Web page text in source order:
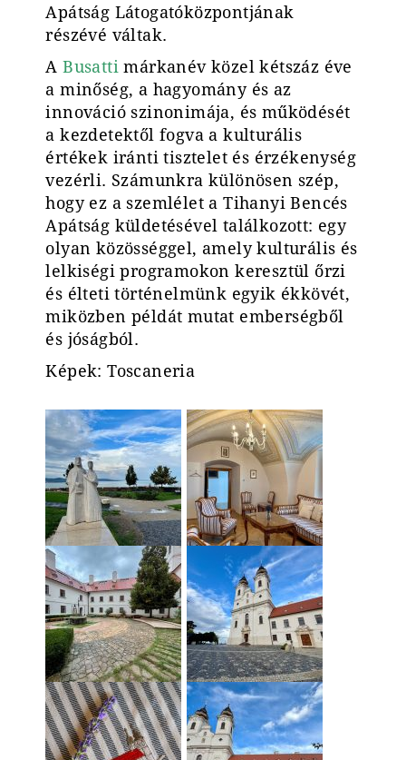
Apátság Látogatóközpontjának
részévé váltak.
ABusatti márkanév közel kétszáz éve
a minőség, a hagyomány és az
innováció szinonimája, és működését
a kezdetektől fogva a kulturális
értékek iránti tisztelet és érzékenység
vezérli. Számunkra különösen szép,
hogy ez a szemlélet a Tihanyi Bencés
Apátság küldetésével találkozott: egy
olyan közösséggel, amely kulturális és
lelkiségi programokon keresztül őrzi
és élteti történelmünk egyik ékkövét,
miközben példát mutat emberségből
és jóságból.
Képek: Toscaneria